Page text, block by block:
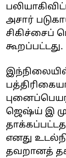
அசார்
சிகிச்சைப்
கூறப்பட்டது.
ஜெஷ்ய் இ
எனது
தவறானத்